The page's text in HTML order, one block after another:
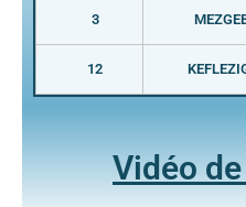
3
12
Vidéo